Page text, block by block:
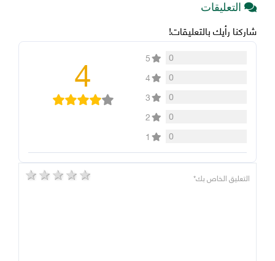
التعليقات
شاركنا رأيك بالتعليقات!
0
5
0
4
0
3
0
2
0
1
4
5 stars 4 stars 3 stars 2 stars 1 star